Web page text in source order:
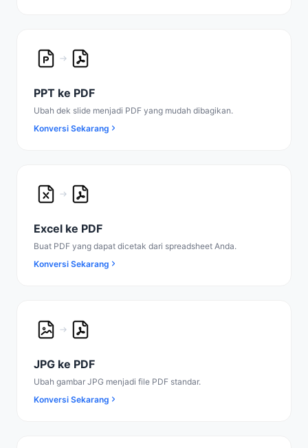
PPT ke PDF
Ubah dek slide menjadi PDF yang mudah dibagikan.
Konversi Sekarang
Excel ke PDF
Buat PDF yang dapat dicetak dari spreadsheet Anda.
Konversi Sekarang
JPG ke PDF
Ubah gambar JPG menjadi file PDF standar.
Konversi Sekarang